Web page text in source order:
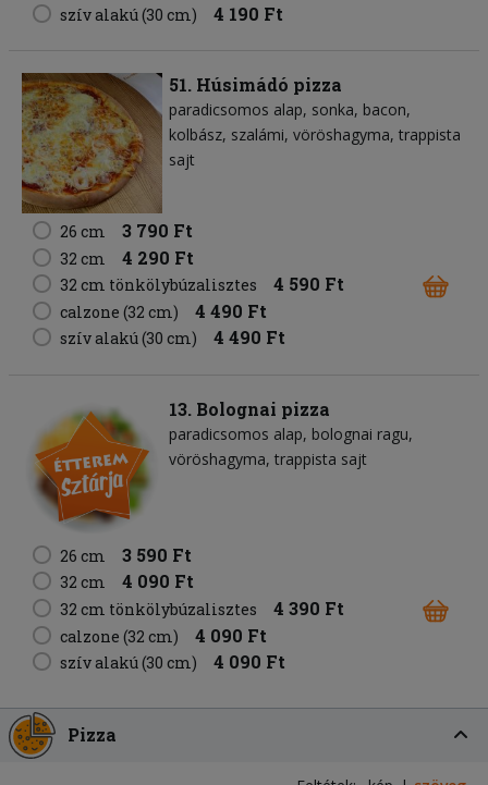
szív alakú (30 cm) 4 190 Ft
51. Húsimádó pizza
paradicsomos alap sonka bacon
kolbász szalámi vöröshagyma trappista
sajt
26 cm 3 790 Ft
32 cm 4 290 Ft
32 cm tönkölybúzalisztes 4 590 Ft
calzone (32 cm) 4 490 Ft
szív alakú (30 cm) 4 490 Ft
13. Bolognai pizza
paradicsomos alap bolognai ragu
vöröshagyma trappista sajt
26 cm 3 590 Ft
32 cm 4 090 Ft
32 cm tönkölybúzalisztes 4 390 Ft
calzone (32 cm) 4 090 Ft
szív alakú (30 cm) 4 090 Ft
Pizza